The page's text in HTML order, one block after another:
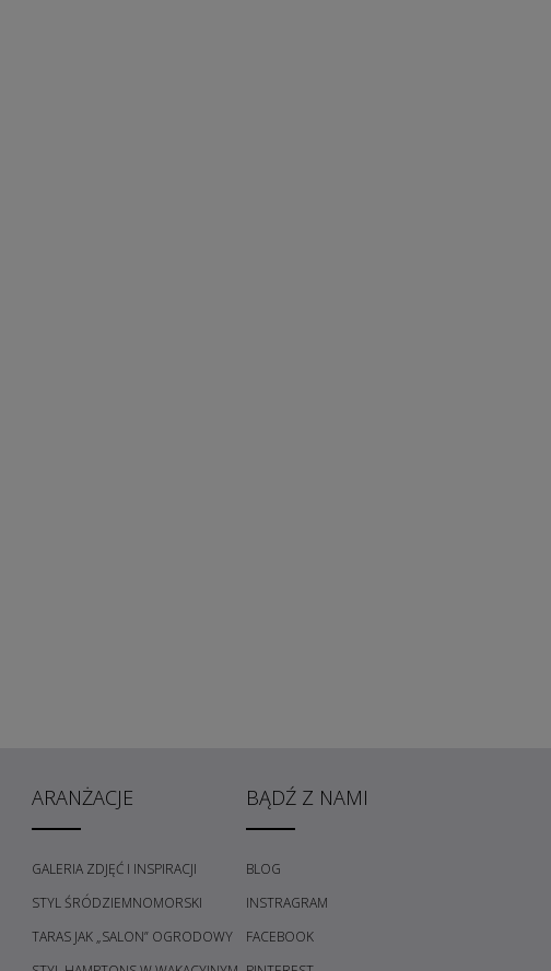
ARANŻACJE
GALERIA ZDJĘĆ I INSPIRACJI
STYL ŚRÓDZIEMNOMORSKI
TARAS JAK „SALON” OGRODOWY
BĄDŹ Z NAMI
BLOG
INSTRAGRAM
FACEBOOK